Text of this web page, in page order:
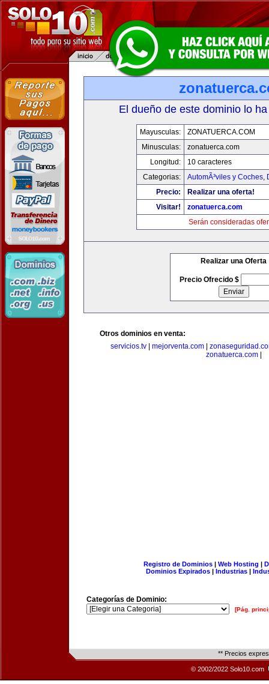
El dueño de este dominio lo
Mayusculas:
ZONATUERCA.COM
Minusculas:
zonatuerca.com
Longitud:
10 caracteres
Categorias:
AutomÃ³viles y Coches,
Precio:
Realizar una oferta!
Visitar!
zonatuerca.com
Serán consideradas
Realizar una Oferta
Precio Ofrecido $
Otros dominios en venta:
servicios.tv| mejorventa.com|
zonatuerca.com|
Registro de Dominios| Web Hosting |
Dominios Expirados | Industrias |
Categorías de Dominio:
[Pág.
** Precios
© 2002/2022 Solo10.com